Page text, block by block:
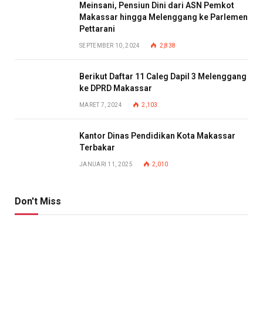
Meinsani, Pensiun Dini dari ASN Pemkot
Makassar hingga Melenggang ke Parlemen
Pettarani
SEPTEMBER 10, 2024 2,838
Berikut Daftar 11 Caleg Dapil 3 Melenggang
ke DPRD Makassar
MARET 7, 2024 2,103
Kantor Dinas Pendidikan Kota Makassar
Terbakar
JANUARI 11, 2025 2,010
Don't Miss